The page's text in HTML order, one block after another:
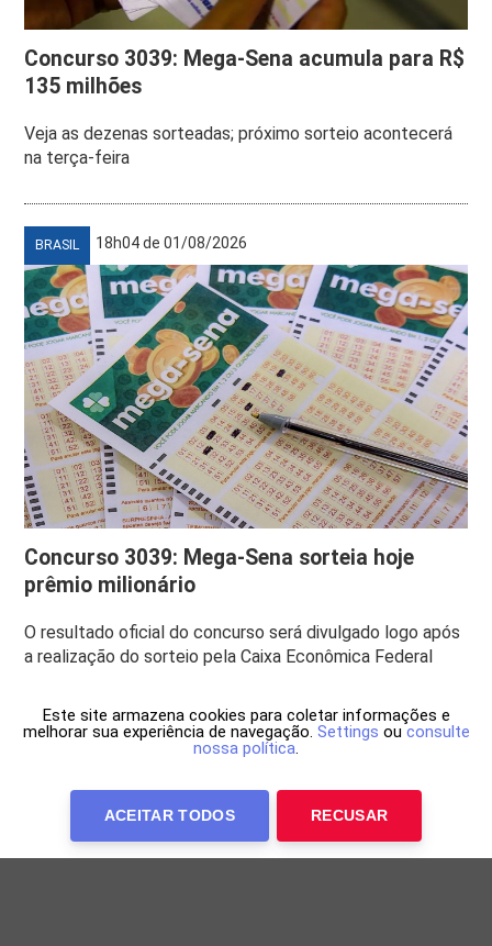
Concurso 3039: Mega-Sena acumula para R$
135 milhões
Veja as dezenas sorteadas; próximo sorteio acontecerá
na terça-feira
BRASIL 18h04 de 01/08/2026
Concurso 3039: Mega-Sena sorteia hoje
prêmio milionário
O resultado oficial do concurso será divulgado logo após
a realização do sorteio pela Caixa Econômica Federal
Este site armazena cookies para coletar informações e
melhorar sua experiência de navegação. Settings ou consulte
nossa política.
ACEITAR TODOS RECUSAR